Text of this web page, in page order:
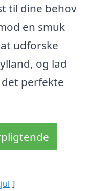
til dine behov
en smuk
udforske
og lad
perfekte